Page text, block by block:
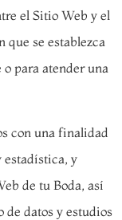
el Sitio Web y el
que se establezca
para atender una
con una finalidad
estadística, y
de tu Boda, así
de datos y estudios